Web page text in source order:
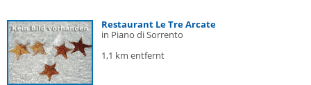
Restaurant Le Tre Arcate
in Piano di Sorrento
1,1 km entfernt